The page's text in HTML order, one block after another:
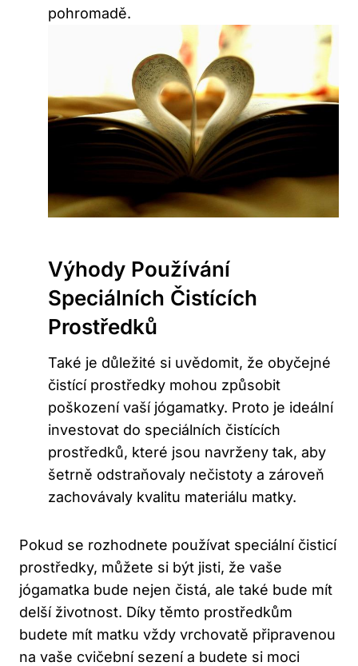
‌pohromadě.
Výhody Používání
Speciálních Čistících
Prostředků
Také je důležité si uvědomit, že ⁢obyčejné
čistící prostředky mohou způsobit
poškození vaší jógamatky. Proto ⁤je ideální
investovat do speciálních čistících
prostředků,​ které⁢ jsou⁤ navrženy ⁢tak, aby
šetrně odstraňovaly nečistoty a zároveň
zachovávaly kvalitu materiálu matky.
Pokud se rozhodnete používat speciální⁣ čisticí
prostředky, ⁤můžete‌ si být jisti, že vaše
jógamatka bude nejen čistá, ‌ale ​také bude⁢ mít
delší životnost. Díky těmto prostředkům
budete mít ‍matku vždy⁢ vrchovatě připravenou
na vaše cvičební⁣ sezení a budete si moci